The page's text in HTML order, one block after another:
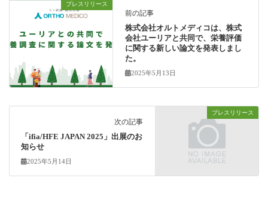
プレスリリース
前の記事
株式会社オルトメディコは、株式
会社ユーリアと共同で、栄養評価
に関する新しい論文を発表しまし
た。
2025年5月13日
プレスリリース
次の記事
「ifia/HFE JAPAN 2025」出展のお
知らせ
2025年5月14日